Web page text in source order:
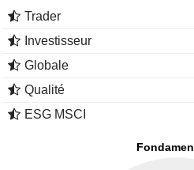
Trader
Investisseur
Globale
Qualité
ESG MSCI